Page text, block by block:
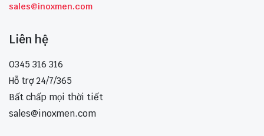
sales@inoxmen.com
Liên hệ
0345 316 316
Hỗ trợ 24/7/365
Bất chấp mọi thời tiết
sales@inoxmen.com